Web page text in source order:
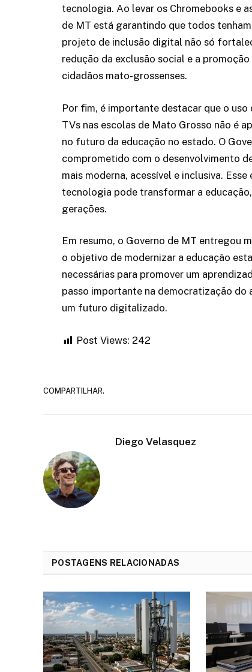
tecnologia. Ao levar os Chromebooks e
de MT está garantindo que todos
projeto de inclusão digital não só
redução da exclusão social e a
cidadãos mato-grossenses.
Por fim, é importante destacar que o
TVs nas escolas de Mato Grosso não é
no futuro da educação no estado. O
comprometido com o desenvolvimento
mais moderna, acessível e inclusiva.
tecnologia pode transformar a
gerações.
Em resumo, o Governo de MT entregou
o objetivo de modernizar a educação
necessárias para promover um
passo importante na democratização do
um futuro digitalizado.
Post Views: 242
COMPARTILHAR.
Diego Velasquez
POSTAGENS RELACIONADAS